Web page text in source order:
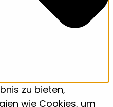
zu bieten,
wie Cookies, um